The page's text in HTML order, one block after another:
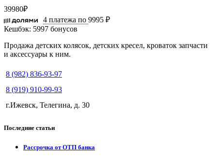
39980₽
4 платежа по 9995 ₽
Кешбэк: 5997 бонусов
Продажа детских колясок, детских кресел, кроваток запчасти
и аксессуары к ним.
8 (982) 836-93-97
8 (919) 910-99-93
г.Ижевск, Телегина, д. 30
Последние статьи
Рассрочка от ОТП банка